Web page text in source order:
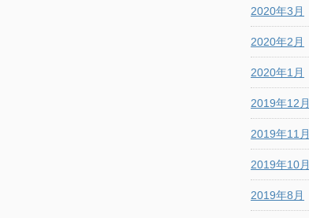
2020年3月
2020年2月
2020年1月
2019年12月
2019年11月
2019年10月
2019年8月